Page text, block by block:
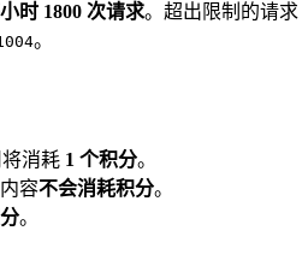
时 1800 次请求。超出限制的请求
。
消耗 1 个积分。
容不会消耗积分。
。